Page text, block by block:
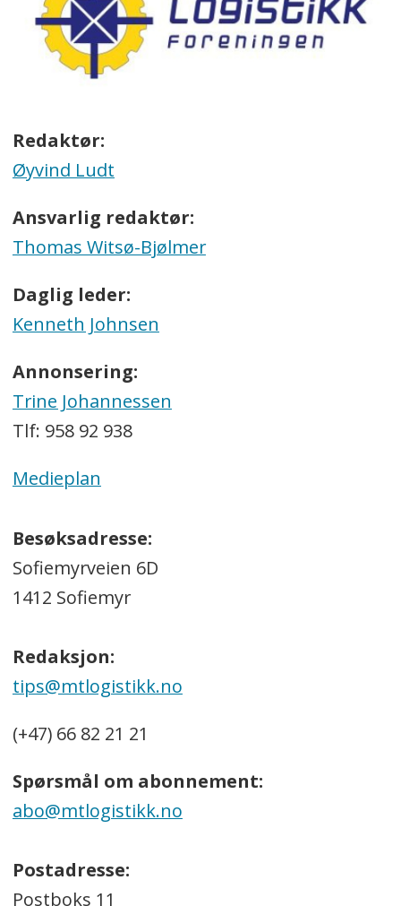
Redaktør:
Øyvind Ludt
Ansvarlig redaktør:
Thomas Witsø-Bjølmer
Daglig leder:
Kenneth Johnsen
Annonsering:
Trine Johannessen
Tlf: 958 92 938
Medieplan
Besøksadresse:
Sofiemyrveien 6D
1412 Sofiemyr
Redaksjon:
tips@mtlogistikk.no
(+47) 66 82 21 21
Spørsmål om abonnement:
abo@mtlogistikk.no
Postadresse:
Postboks 11